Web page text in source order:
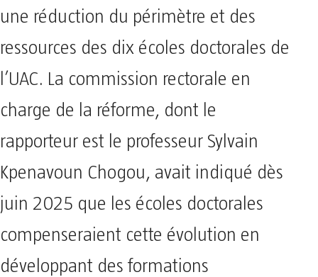
une réduction du périmètre et des
ressources des dix écoles doctorales de
l’UAC. La commission rectorale en
charge de la réforme, dont le
rapporteur est le professeur Sylvain
Kpenavoun Chogou, avait indiqué dès
juin 2025 que les écoles doctorales
compenseraient cette évolution en
développant des formations